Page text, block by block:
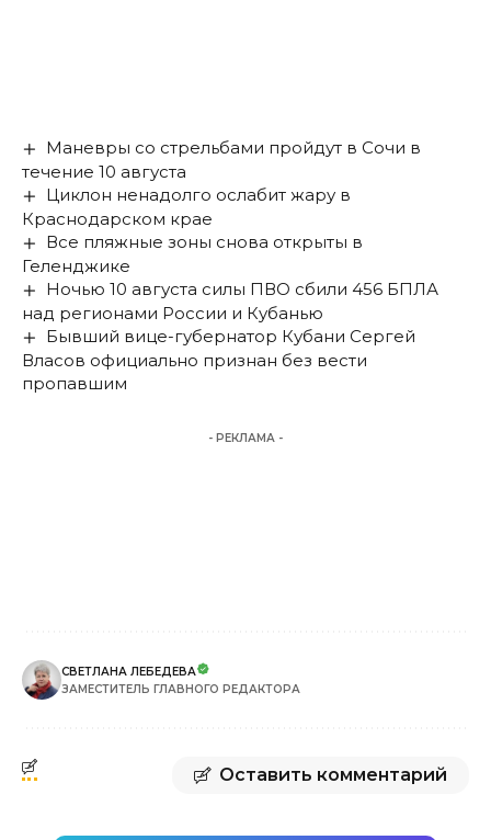
Маневры со стрельбами пройдут в Сочи в
течение 10 августа
Циклон ненадолго ослабит жару в
Краснодарском крае
Все пляжные зоны снова открыты в
Геленджике
Ночью 10 августа силы ПВО сбили 456 БПЛА
над регионами России и Кубанью
Бывший вице-губернатор Кубани Сергей
Власов официально признан без вести
пропавшим
- РЕКЛАМА -
СВЕТЛАНА ЛЕБЕДЕВА
ЗАМЕСТИТЕЛЬ ГЛАВНОГО РЕДАКТОРА
Оставить комментарий